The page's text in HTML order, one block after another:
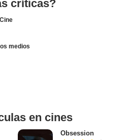
críticas?
medios
en cines
Obsession